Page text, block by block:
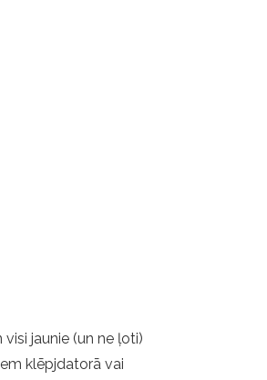
jaunie (un ne ļoti)
klēpjdatorā vai